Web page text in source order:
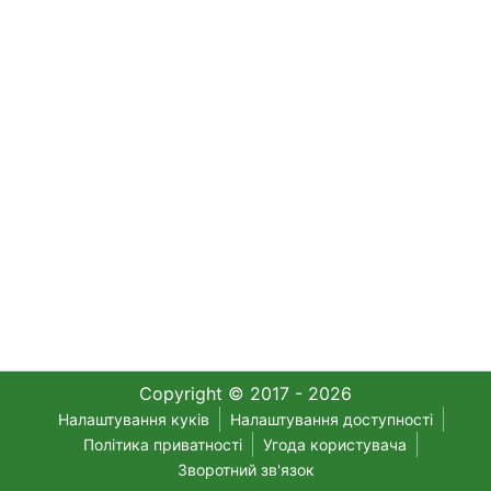
Copyright © 2017 - 2026
Налаштування куків
Налаштування доступності
Політика приватності
Угода користувача
Зворотний зв'язок